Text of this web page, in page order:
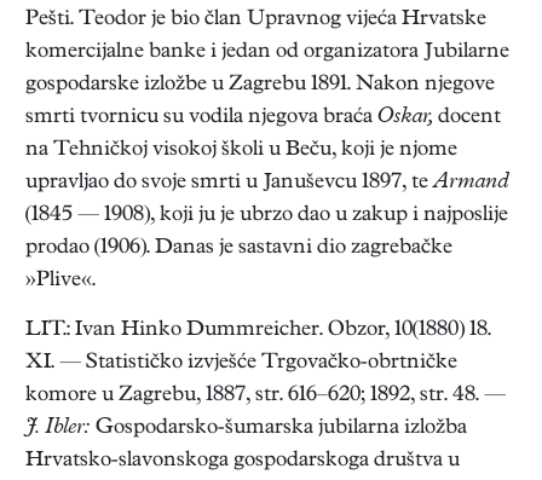
Pešti. Teodor je bio član Upravnog vijeća Hrvatske
komercijalne banke i jedan od organizatora Jubilarne
gospodarske izložbe u Zagrebu 1891. Nakon njegove
smrti tvornicu su vodila njegova braća Oskar, docent
na Tehničkoj visokoj školi u Beču, koji je njome
upravljao do svoje smrti u Januševcu 1897, teArmand
(1845 — 1908), koji ju je ubrzo dao u zakup i najposlije
prodao (1906). Danas je sastavni dio zagrebačke
»Plive«.
LIT.: Ivan Hinko Dummreicher. Obzor, 10(1880) 18.
XI. — Statističko izvješće Trgovačko-obrtničke
komore u Zagrebu, 1887, str. 616–620; 1892, str. 48. —
J. Ibler: Gospodarsko-šumarska jubilarna izložba
Hrvatsko-slavonskoga gospodarskoga društva u